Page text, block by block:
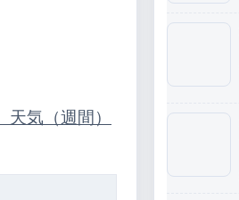
天気（週間）